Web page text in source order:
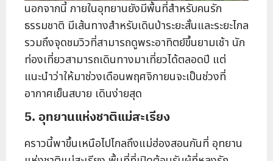
นอกจากนี้ ภายในอุทยานยังมีพื้นที่สำหรับคนรัก
ธรรมชาติ มีเส้นทางสำหรับเดินป่าระยะสั้นและระยะไกล
รวมถึงจุดชมวิวที่สามารถดูพระอาทิตย์ขึ้นยามเช้า นัก
ท่องเที่ยวสามารถเดินทางมาเที่ยวได้ตลอดปี แต่
แนะนำว่าให้มาช่วงเดือนพฤศจิกายนจะเป็นช่วงที่
อากาศเย็นสบาย เดินง่ายสุด
5. อุทยานแห่งชาติแม่สะเรียง
คราวนี้พาขึ้นเหนือไปไกลถึงแม่ฮ่องสอนกันที่ อุทยาน